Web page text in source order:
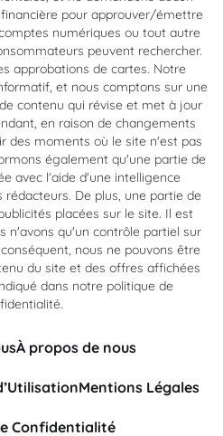
pour approuver/émettre
numériques ou tout autre
peuvent rechercher.
approbations de cartes. Notre
et nous comptons sur une
contenu qui révise et met à jour
en raison de changements
des moments où le site n'est pas
également qu'une partie de
avec l'aide d'une intelligence
De plus, une partie de
placées sur le site. Il est
n'avons qu'un contrôle partiel sur
nous ne pouvons être
du site et des offres affichées
dans notre politique de
À propos de nous
Mentions Légales
Confidentialité